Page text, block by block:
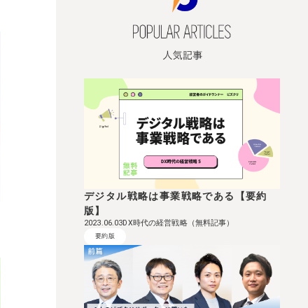
デジタル戦略は事業戦略である【要約
版】
2023.06.03DX時代の経営戦略（無料記事）
要約版